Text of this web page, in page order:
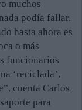
muchos
podía fallar.
hasta ahora es
o más
funcionarios
‘reciclada’,
cuenta Carlos
para